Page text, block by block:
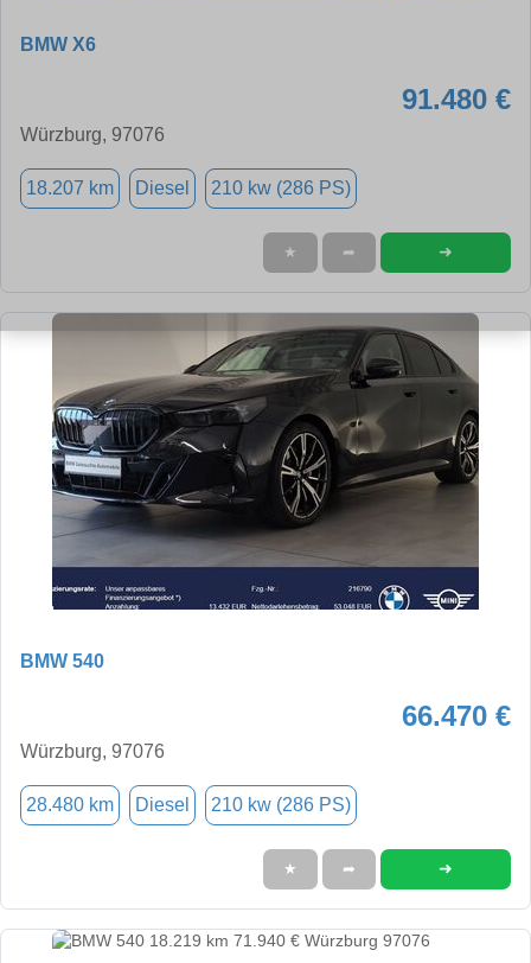
BMW X6
91.480 €
Würzburg, 97076
18.207 km Diesel 210 kw (286 PS)
★ ➦ ➜
BMW 540
66.470 €
Würzburg, 97076
28.480 km Diesel 210 kw (286 PS)
★ ➦ ➜